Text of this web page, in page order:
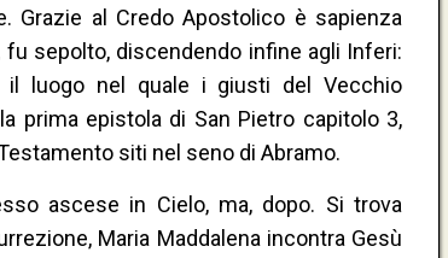
Grazie al Credo Apostolico è sapienza
sepolto, discendendo infine agli Inferi:
il luogo nel quale i giusti del Vecchio
prima epistola di San Pietro capitolo 3,
siti nel seno di Abramo.
ascese in Cielo, ma, dopo. Si trova
Maria Maddalena incontra Gesù